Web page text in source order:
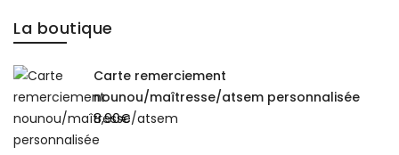
La boutique
Carte remerciement
nounou/maîtresse/atsem personnalisée
8,90€